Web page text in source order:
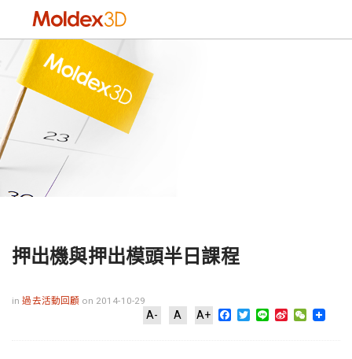
押出機與押出模頭半日課程
in過去活動回顧 on 2014-10-29
A- A A+ Facebook
Twitter
Line Sina WeChat